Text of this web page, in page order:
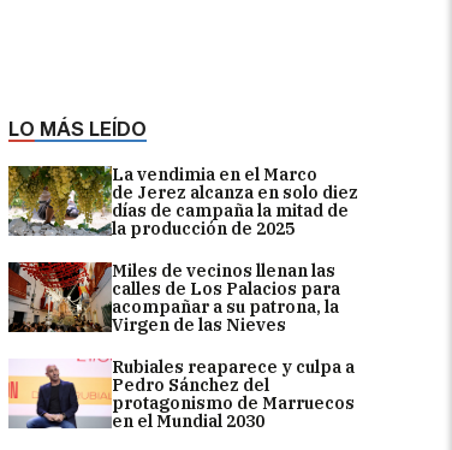
LO MÁS LEÍDO
La vendimia en el Marco
de Jerez alcanza en solo diez
días de campaña la mitad de
la producción de 2025
Miles de vecinos llenan las
calles de Los Palacios para
acompañar a su patrona, la
Virgen de las Nieves
Rubiales reaparece y culpa a
Pedro Sánchez del
protagonismo de Marruecos
en el Mundial 2030